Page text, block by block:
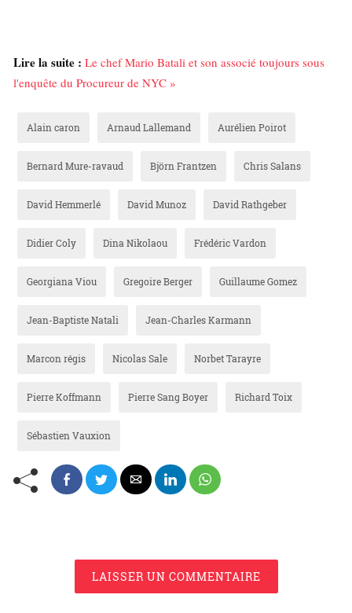
Lire la suite : Le chef Mario Batali et son associé toujours sous
l'enquête du Procureur de NYC »
Alain caron Arnaud Lallemand Aurélien Poirot
Bernard Mure-ravaud Björn Frantzen Chris Salans
David Hemmerlé David Munoz David Rathgeber
Didier Coly Dina Nikolaou Frédéric Vardon
Georgiana Viou Gregoire Berger Guillaume Gomez
Jean-Baptiste Natali Jean-Charles Karmann
Marcon régis Nicolas Sale Norbet Tarayre
Pierre Koffmann Pierre Sang Boyer Richard Toix
Sébastien Vauxion
LAISSER UN COMMENTAIRE